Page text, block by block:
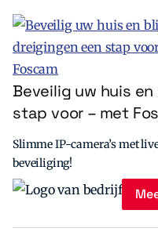
Beveilig uw huis
stap voor – met
Slimme IP-camera’s met
beveiliging!